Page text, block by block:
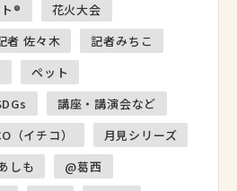
®
花火大会
者 佐々木
記者みちこ
ペット
講座・講演会など
（イチコ）
月見シリーズ
しも
@葛西